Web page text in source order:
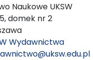
Naukowe UKSW
domek nr 2
Wydawnictwa